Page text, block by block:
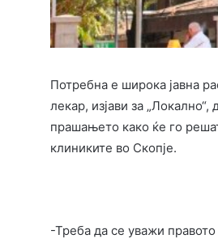
Потребна е широка јавна
лекар, изјави за
прашањето како ќе го
клиниките во Скопје.
-Треба да се уважи